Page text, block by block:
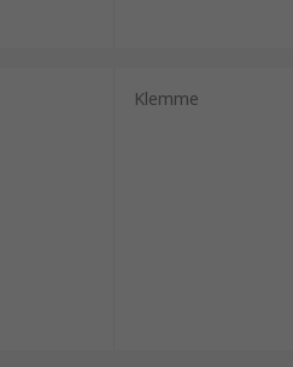
Klemme